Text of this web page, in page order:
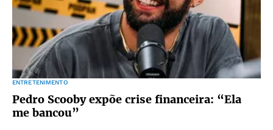
ENTRETENIMENTO
Pedro Scooby expõe crise financeira: “Ela
me bancou”